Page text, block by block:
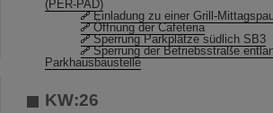
(PER-PAD)
Einladung zu einer Grill-
Öffnung der Cafeteria
Sperrung Parkplätze südlich SB3
Sperrung der Betriebsstraße
Parkhausbaustelle
KW:26